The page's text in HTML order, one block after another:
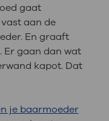
gaat
aan de
En graaft
Er gaan dan wat
kapot. Dat
je baarmoeder